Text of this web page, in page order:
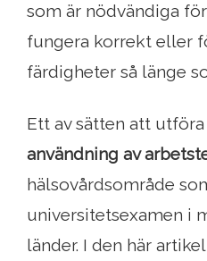
som är nödvändiga
fungera korrekt eller
färdigheter så länge
Ett av sätten att
användning av
hälsovårdsområde
universitetsexamen i
länder. I den här